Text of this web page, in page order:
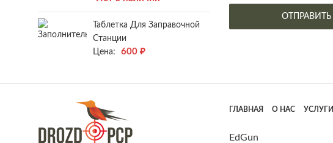
Таблетка Для Заправочной
Станции
Цена:
600 ₽
ГЛАВНАЯ О НАС УСЛУГИ
EdGun